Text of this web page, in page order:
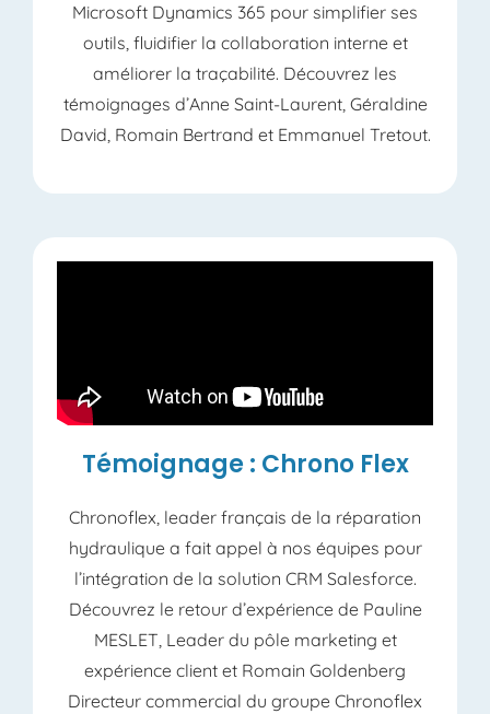
Microsoft Dynamics 365 pour simplifier ses
outils, fluidifier la collaboration interne et
améliorer la traçabilité. Découvrez les
témoignages d’Anne Saint-Laurent, Géraldine
David, Romain Bertrand et Emmanuel Tretout.
Témoignage : Chrono Flex
Chronoflex, leader français de la réparation
hydraulique a fait appel à nos équipes pour
l’intégration de la solution CRM Salesforce.
Découvrez le retour d’expérience de Pauline
MESLET, Leader du pôle marketing et
expérience client et Romain Goldenberg
Directeur commercial du groupe Chronoflex